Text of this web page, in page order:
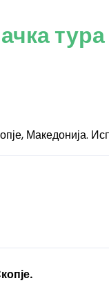
Македонија.